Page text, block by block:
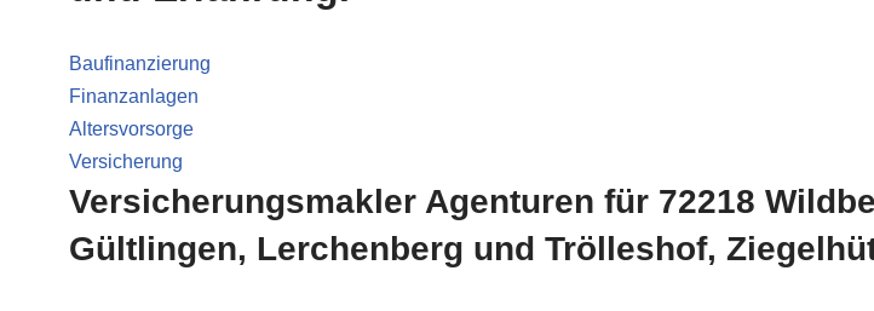
Baufinanzierung
Finanzanlagen
Altersvorsorge
Versicherung
Versicherungsmakler Agenturen für 72218
Gültlingen, Lerchenberg und Trölleshof,